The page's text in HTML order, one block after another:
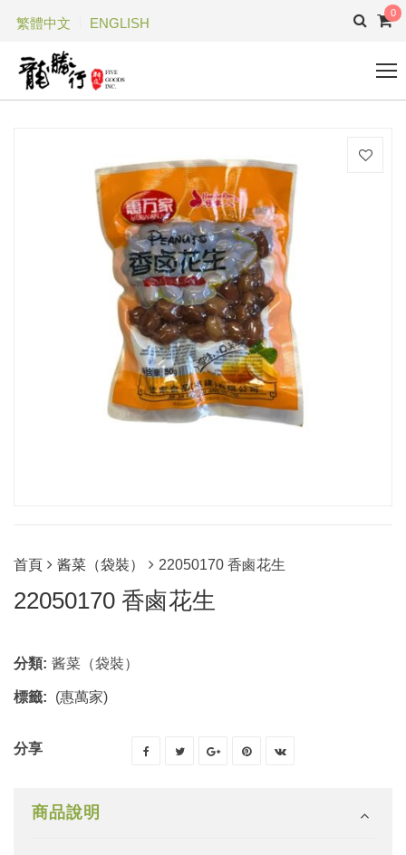
繁體中文 ENGLISH
0
首頁 酱菜（袋裝） 22050170 香鹵花生
22050170 香鹵花生
分類: 酱菜（袋裝）
標籤: (惠萬家)
分享
商品說明